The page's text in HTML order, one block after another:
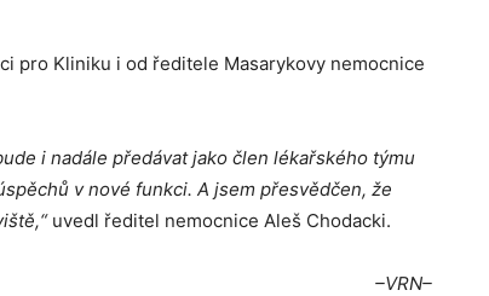
pro Kliniku i od ředitele Masarykovy nemocnice
i nadále předávat jako člen lékařského týmu
v nové funkci. A jsem přesvědčen, že
uvedl ředitel nemocnice Aleš Chodacki.
–VRN–